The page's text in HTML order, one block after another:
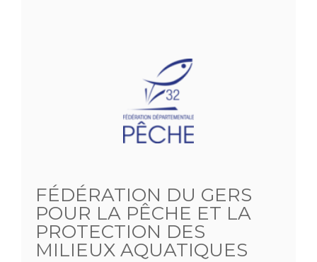
FÉDÉRATION DU GERS
POUR LA PÊCHE ET LA
PROTECTION DES
MILIEUX AQUATIQUES